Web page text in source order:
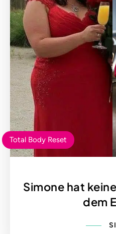
Total Body Reset
Simone hat
dem